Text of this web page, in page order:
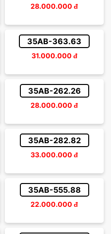
28.000.000 đ
35AB-363.63
31.000.000 đ
35AB-262.26
28.000.000 đ
35AB-282.82
33.000.000 đ
35AB-555.88
22.000.000 đ